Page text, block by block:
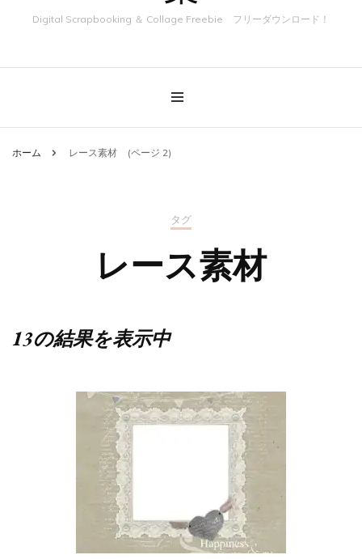
Digital Scrapbooking ＆ Collage Freebie フリーダウンロード！
ホーム レース素材 (ページ 2)
タグ
レース素材
13の結果を表示中